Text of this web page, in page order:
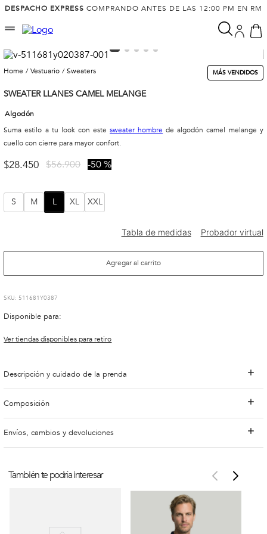
DESPACHO EXPRESS COMPRANDO ANTES DE LAS 12:00 PM EN RM
vestuario sweaters MÁS VENDIDOS
SWEATER LLANES CAMEL MELANGE
Algodón
Suma estilo a tu look con estesweater hombre de algodón camel melange y
cuello con cierre para mayor confort.
$28.450 $56.900 50 %
S M L XL XXL
Agregar al carrito
: 511681Y0387
Disponible para:
Ver tiendas disponibles para retiro
Descripción y cuidado de la prenda
Composición
Envíos, cambios y devoluciones
También te podría interesar